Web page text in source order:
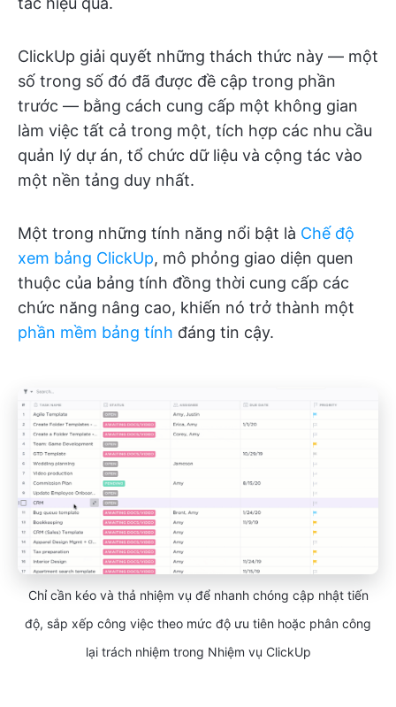
ClickUp giải quyết những thách thức này — một
số trong số đó đã được đề cập trong phần
trước — bằng cách cung cấp một không gian
làm việc tất cả trong một, tích hợp các nhu cầu
quản lý dự án, tổ chức dữ liệu và cộng tác vào
một nền tảng duy nhất.
Một trong những tính năng nổi bật là Chế độ
xem bảng ClickUp, mô phỏng giao diện quen
thuộc của bảng tính đồng thời cung cấp các
chức năng nâng cao, khiến nó trở thành một
phần mềm bảng tính đáng tin cậy.
Chỉ cần kéo và thả nhiệm vụ để nhanh chóng cập nhật tiến
độ, sắp xếp công việc theo mức độ ưu tiên hoặc phân công
lại trách nhiệm trong Nhiệm vụ ClickUp